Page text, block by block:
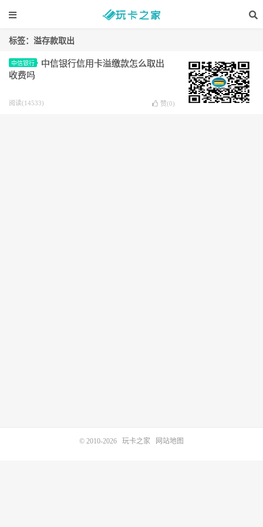
标签：溢存款取出
中信银行
中信银行信用卡溢缴款怎么取出
收费吗
阅读(14533) 赞(0)
© 2010-2026 玩卡之家 网站地图